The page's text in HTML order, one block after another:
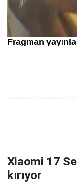
Xiaomi 17
kırıyor